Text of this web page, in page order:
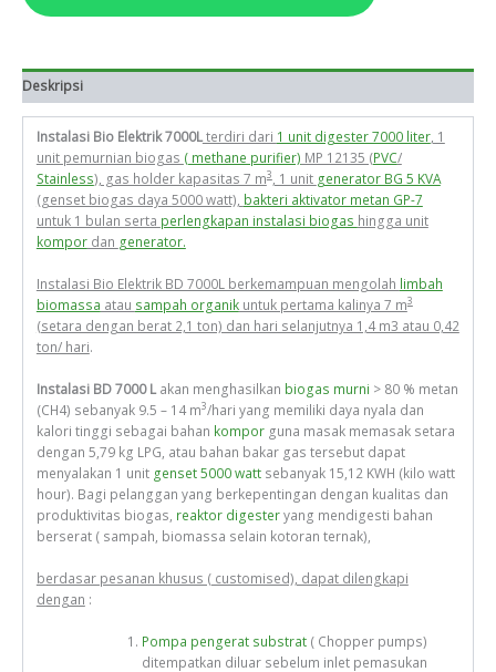
Deskripsi
Instalasi Bio Elektrik 7000Lterdiri dari 1 unit digester 7000 liter, 1
unit pemurnian biogas ( methane purifier) MP 12135 (PVC/
Stainless), gas holder kapasitas 7 m3, 1 unit generator BG 5 KVA
(genset biogas daya 5000 watt), bakteri aktivator metan GP-7
untuk 1 bulan serta perlengkapan instalasi biogas hingga unit
kompordan generator.
Instalasi Bio Elektrik BD 7000L berkemampuan mengolah limbah
biomassa atau sampah organikuntuk pertama kalinya 7 m3
(setara dengan berat 2,1 ton) dan hari selanjutnya 1,4 m3 atau 0,42
ton/ hari.
Instalasi BD 7000 L akan menghasilkan biogas murni > 80 % metan
(CH4) sebanyak 9.5 – 14 m3/hari yang memiliki daya nyala dan
kalori tinggi sebagai bahan kompor guna masak memasak setara
dengan 5,79 kg LPG, atau bahan bakar gas tersebut dapat
menyalakan 1 unitgenset 5000 watt sebanyak 15,12 KWH (kilo watt
hour). Bagi pelanggan yang berkepentingan dengan kualitas dan
produktivitas biogas, reaktor digesteryang mendigesti bahan
berserat ( sampah, biomassa selain kotoran ternak),
berdasar pesanan khusus ( customised), dapat dilengkapi
dengan :
Pompa pengerat substrat ( Chopper pumps)
ditempatkan diluar sebelum inlet pemasukan